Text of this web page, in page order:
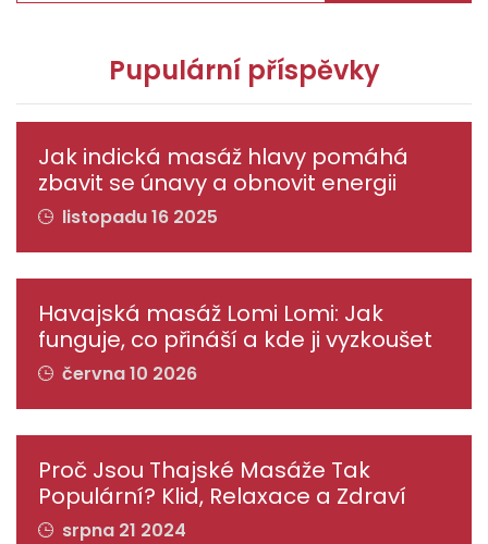
Pupulární příspěvky
Jak indická masáž hlavy pomáhá
zbavit se únavy a obnovit energii
listopadu 16 2025
Havajská masáž Lomi Lomi: Jak
funguje, co přináší a kde ji vyzkoušet
června 10 2026
Proč Jsou Thajské Masáže Tak
Populární? Klid, Relaxace a Zdraví
srpna 21 2024